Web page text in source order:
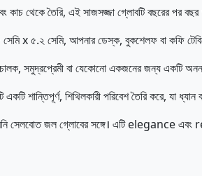
কাচ থেকে তৈরি, এই সাজসজ্জা গ্লোবটি বছরের পর বছর
x ৫.২ সেমি, আপনার ডেস্ক, বুকশেলফ বা কফি
সমুদ্রপ্রেমী বা যেকোনো একজনের জন্য একটি
শান্তিপূর্ণ, শিথিলকারী পরিবেশ তৈরি করে, যা
সেলবোত জল গ্লোবের সঙ্গে। এটি elegance এবং